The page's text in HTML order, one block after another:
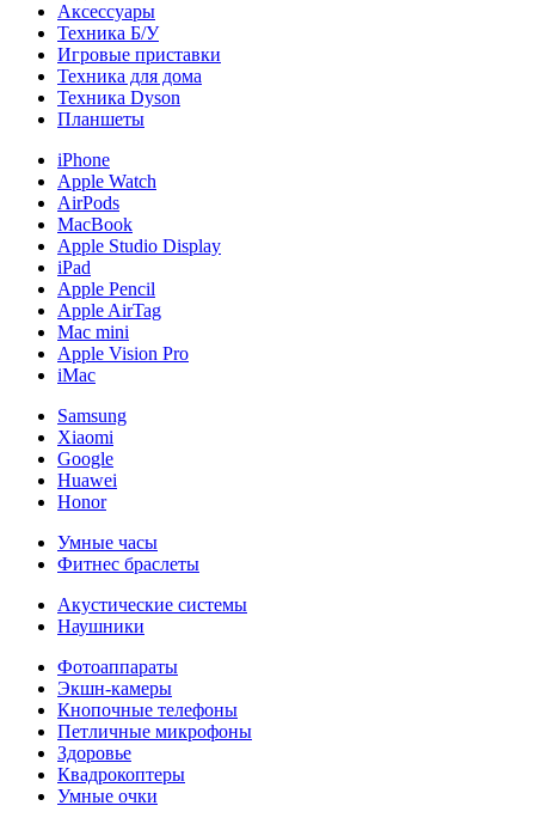
Аксессуары
Техника Б/У
Игровые приставки
Техника для дома
Техника Dyson
Планшеты
iPhone
Apple Watch
AirPods
MacBook
Apple Studio Display
iPad
Apple Pencil
Apple AirTag
Mac mini
Apple Vision Pro
iMac
Samsung
Xiaomi
Google
Huawei
Honor
Умные часы
Фитнес браслеты
Акустические системы
Наушники
Фотоаппараты
Экшн-камеры
Кнопочные телефоны
Петличные микрофоны
Здоровье
Квадрокоптеры
Умные очки